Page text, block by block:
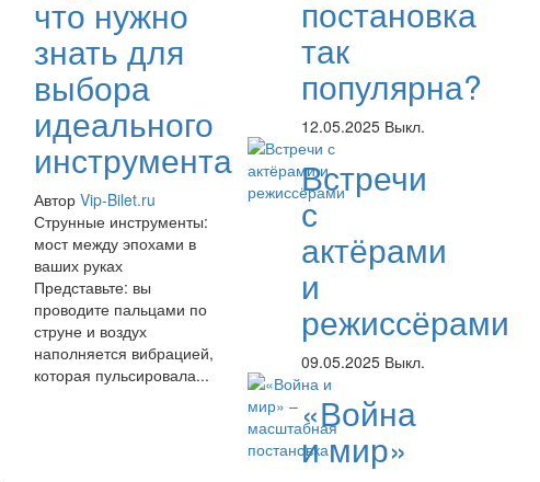
что нужно
знать для
выбора
идеального
инструмента
Автор Vip-Bilet.ru
Струнные инструменты:
мост между эпохами в
ваших руках
Представьте: вы
проводите пальцами по
струне и воздух
наполняется вибрацией,
которая пульсировала...
постановка
так
популярна?
12.05.2025 Выкл.
Встречи
с
актёрами
и
режиссёрами
09.05.2025 Выкл.
«Война
и мир»